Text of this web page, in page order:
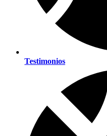
Testimonios